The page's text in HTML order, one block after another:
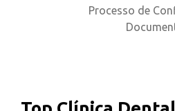
Processo de